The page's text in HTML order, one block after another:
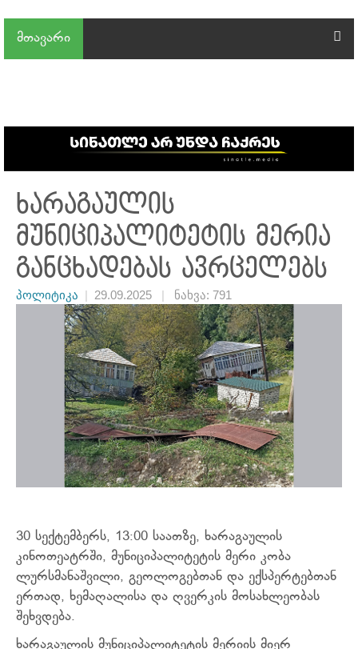
მთავარი
ხარაგაულის
მუნიციპალიტეტის მერია
განცხადებას ავრცელებს
პოლიტიკა 29.09.2025 ნახვა: 791
30 სექტემბერს, 13:00 საათზე, ხარაგაულის
კინოთეატრში, მუნიციპალიტეტის მერი კობა
ლურსმანაშვილი, გეოლოგებთან და ექსპერტებთან
ერთად, ხემაღალისა და ღვერკის მოსახლეობას
შეხვდება.
ხარაგაულის მუნიციპალიტეტის მერიის მიერ